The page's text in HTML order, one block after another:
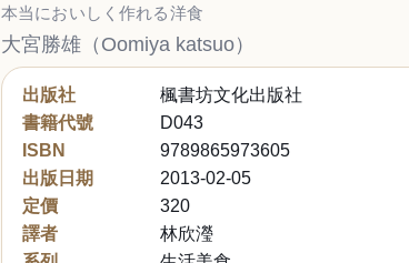
本当においしく作れる洋食
大宮勝雄（Oomiya katsuo）
出版社
楓書坊文化出版社
書籍代號
D043
ISBN
9789865973605
出版日期
2013-02-05
定價
320
譯者
林欣瀅